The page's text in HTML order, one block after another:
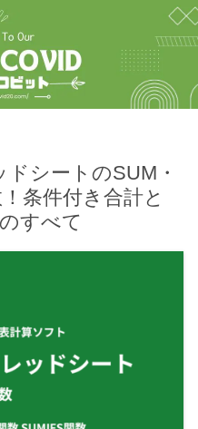
ドシートのSUM・
条件付き合計と
すべて